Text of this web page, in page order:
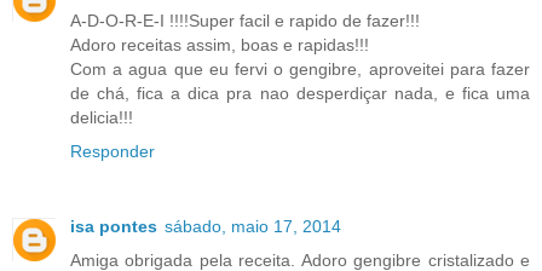
A-D-O-R-E-I !!!!Super facil e rapido de fazer!!!
Adoro receitas assim, boas e rapidas!!!
Com a agua que eu fervi o gengibre, aproveitei para fazer
de chá, fica a dica pra nao desperdiçar nada, e fica uma
delicia!!!
Responder
isa pontes sábado, maio 17, 2014
Amiga obrigada pela receita. Adoro gengibre cristalizado e